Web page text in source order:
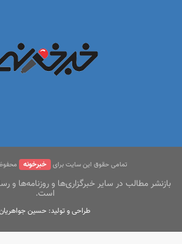
تمامی حقوق این سایت برای خبرخونه محفوظ
بازنشر مطالب در سایر خبرگزاری‌ها و روزنامه‌ها و
است.
طراحی و تولید: حسین